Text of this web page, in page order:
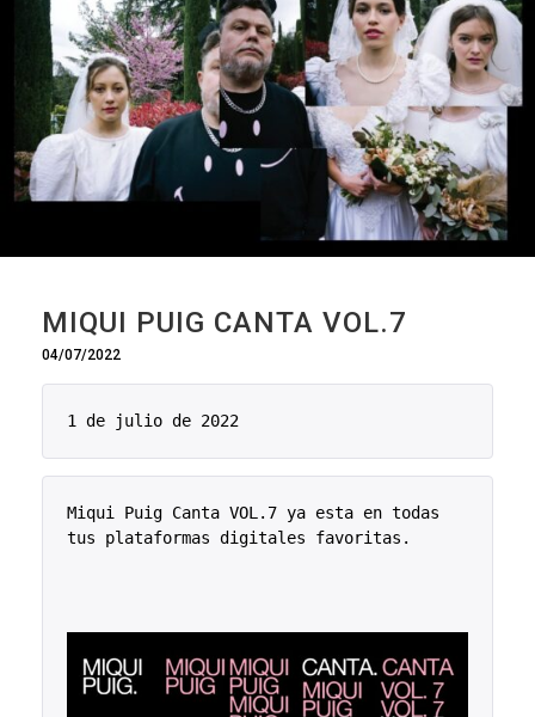
MIQUI PUIG CANTA VOL.7
04/07/2022
1 de julio de 2022
Miqui Puig Canta VOL.7 ya esta en todas
tus plataformas digitales favoritas.